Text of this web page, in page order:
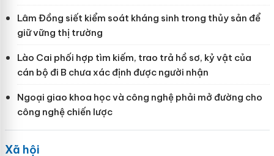
Lâm Đồng siết kiểm soát kháng sinh trong thủy sản để
giữ vững thị trường
Lào Cai phối hợp tìm kiếm, trao trả hồ sơ, kỷ vật của
cán bộ đi B chưa xác định được người nhận
Ngoại giao khoa học và công nghệ phải mở đường cho
công nghệ chiến lược
Xã hội